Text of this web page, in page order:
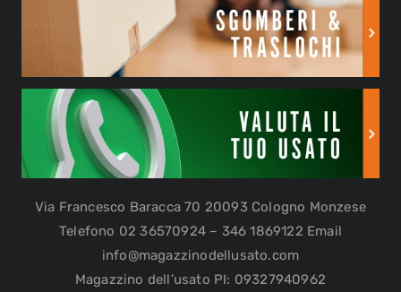
Via Francesco Baracca 70 20093 Cologno Monzese
Telefono 02 36570924 – 346 1869122 Email
info@magazzinodellusato.com
Magazzino dell’usato PI: 09327940962